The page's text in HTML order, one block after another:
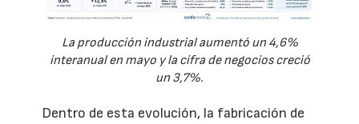
La producción industrial aumentó un 4,6%
interanual en mayo y la cifra de negocios creció
un 3,7%.
Dentro de esta evolución, la fabricación de